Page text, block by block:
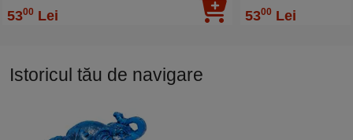
cm
5300 Lei 5300 Lei
Istoricul tău de navigare